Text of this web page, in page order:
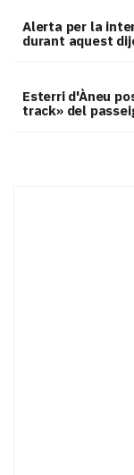
Alerta per la
durant aquest
Esterri d'Àneu
track» del